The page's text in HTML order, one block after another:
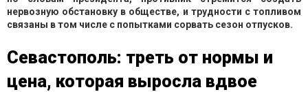
нервозную обстановку в обществе, и трудности с топливом
связаны в том числе с попытками сорвать сезон отпусков.
Севастополь: треть от нормы и
цена, которая выросла вдвое